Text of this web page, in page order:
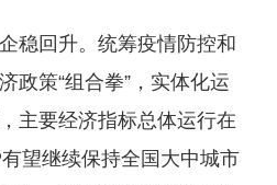
回升。统筹疫情防控和
政策“组合拳”，实体化运
主要经济指标总体运行在
望继续保持全国大中城市